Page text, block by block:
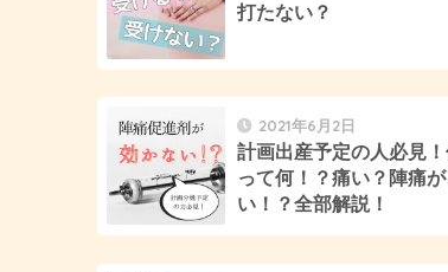
打たない？
2021年6月2日
計画出産予定の人必見！
って何！？痛い？陣痛
い！？全部解説！